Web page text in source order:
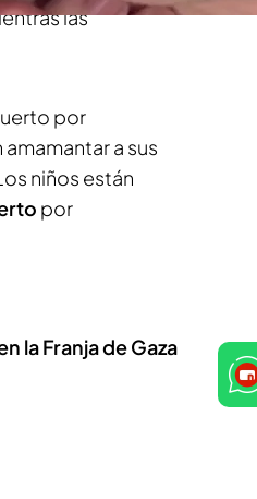
las
por
a sus
niños están
por
la Franja de Gaza